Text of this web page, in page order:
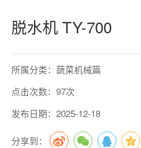
脱水机 TY-700
所属分类：蔬菜机械篇
点击次数：97次
发布日期：2025-12-18
分享到：